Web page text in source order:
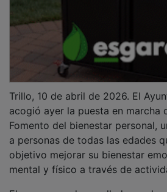
acogió ayer la puesta en marcha
Fomento del bienestar personal,
a personas de todas las edades
objetivo mejorar su bienestar
mental y físico a través de